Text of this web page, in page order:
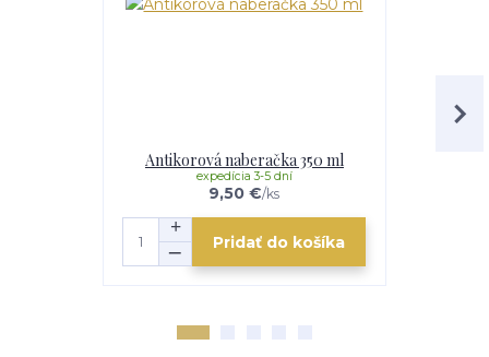
Antikorová naberačka 350 ml
9,50 €/ks
expedícia 3-5 dní
Pridať do košíka